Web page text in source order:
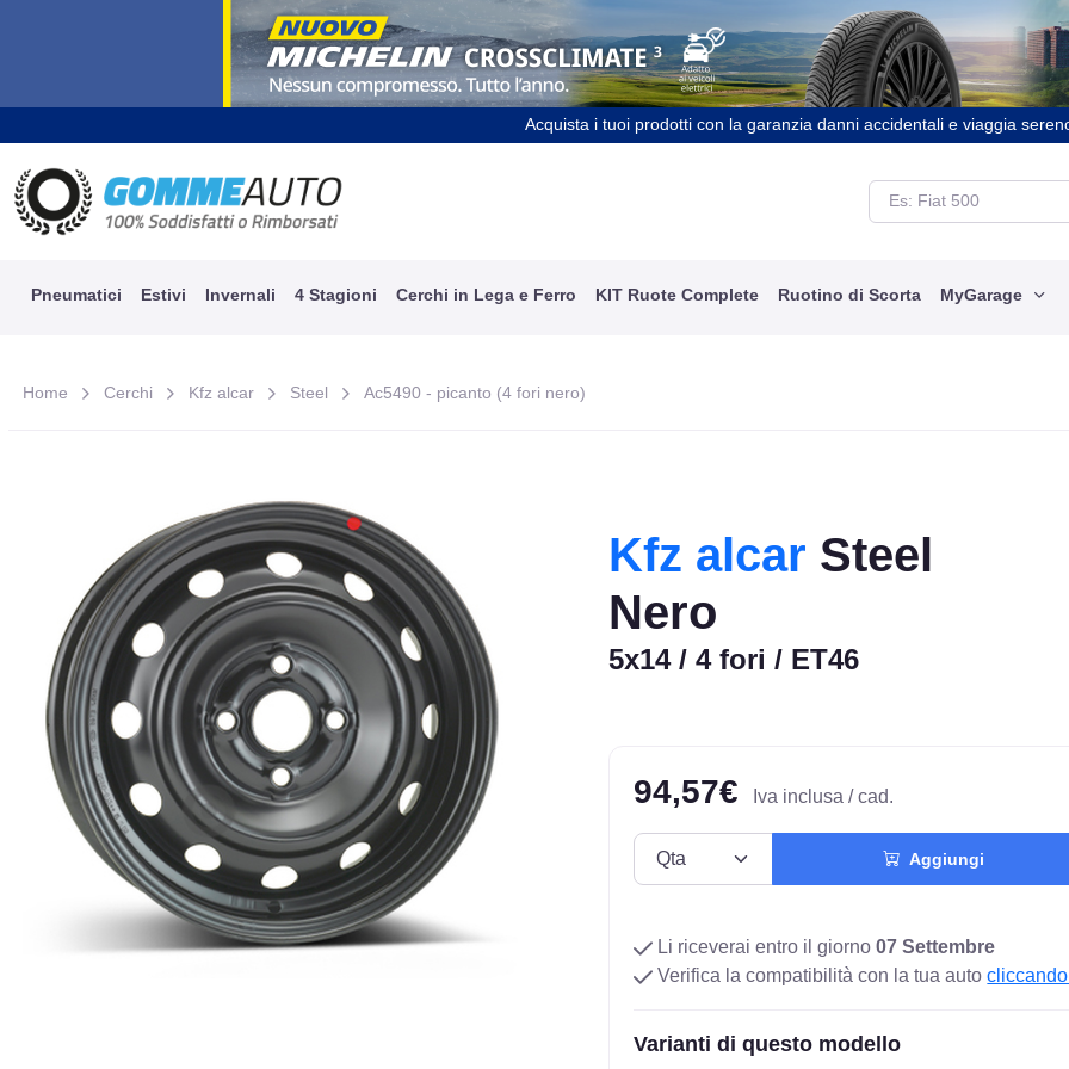
Acquista i tuoi prodotti con la garanzia danni accidentali e viaggia
Pneumatici Estivi Invernali 4 Stagioni Cerchi in Lega e Ferro KIT Ruote Complete Ruotino di Scorta MyGarage
Home Cerchi Kfz alcar Steel Ac5490 - picanto (4 fori nero)
Kfz alcar Steel
Nero
5x14 / 4 fori / ET46
94,57€ Iva inclusa / cad.
Aggiungi
Li riceverai entro il giorno07 Settembre
Verifica la compatibilità con la tua auto
Varianti di questo modello